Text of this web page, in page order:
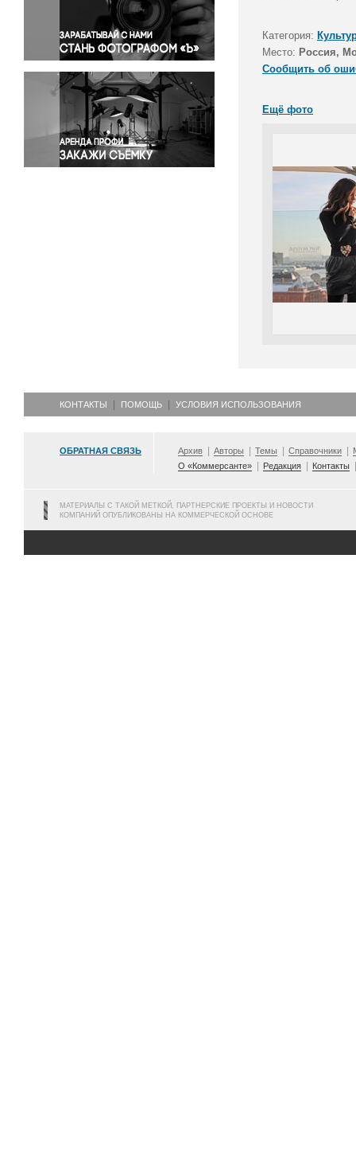
Правосудие
Происшествия и конфликты
Религия
Светская жизнь
Спорт
Экология
Экономика и бизнес
Категория:
Место: Россия,
Сообщить об
Ещё фото
КОНТАКТЫ ПОМОЩЬ УСЛОВИЯ ИСПОЛЬЗОВАНИЯ
ОБРАТНАЯ СВЯЗЬ Архив Авторы Темы Справочники
О «Коммерсанте»
Редакция Контакты
МАТЕРИАЛЫ С ТАКОЙ МЕТКОЙ, ПАРТНЕРСКИЕ ПРОЕКТЫ И НОВОСТИ
КОМПАНИЙ ОПУБЛИКОВАНЫ НА КОММЕРЧЕСКОЙ ОСНОВЕ